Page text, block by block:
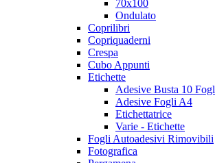
70x100
Ondulato
Coprilibri
Copriquaderni
Crespa
Cubo Appunti
Etichette
Adesive Busta 10
Adesive Fogli A4
Etichettatrice
Varie - Etichette
Fogli Autoadesivi Rimovibili
Fotografica